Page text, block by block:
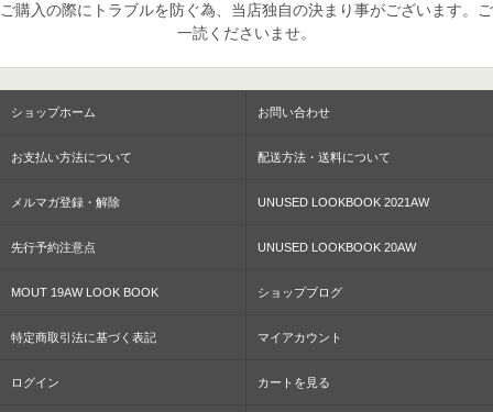
ご購入の際にトラブルを防ぐ為、当店独自の決まり事がございます。ご
一読くださいませ。
ショップホーム お問い合わせ
お支払い方法について 配送方法・送料について
メルマガ登録・解除 UNUSED LOOKBOOK 2021AW
先行予約注意点 UNUSED LOOKBOOK 20AW
MOUT 19AW LOOK BOOK ショップブログ
特定商取引法に基づく表記 マイアカウント
ログイン カートを見る